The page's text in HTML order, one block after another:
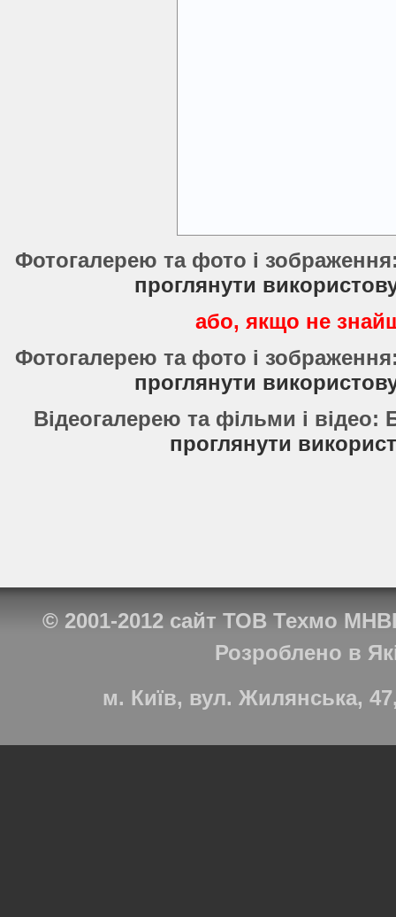
Фотогалерею та фото і
проглянути
або, якщо не
Фотогалерею та фото і
проглянути
Відеогалерею та фільми і
проглянути
© 2001-2012 сайт ТОВ Техмо
Розроблено в
м. Київ, вул. Жилянська,